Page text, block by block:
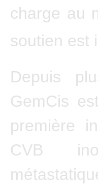
charge au
soutien est
Depuis
GemCis
première
CVB